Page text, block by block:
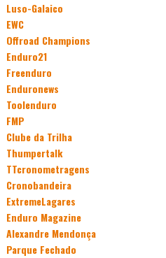
Luso-Galaico
EWC
Offroad Champions
Enduro21
Freenduro
Enduronews
Toolenduro
FMP
Clube da Trilha
Thumpertalk
TTcronometragens
Cronobandeira
ExtremeLagares
Enduro Magazine
Alexandre Mendonça
Parque Fechado